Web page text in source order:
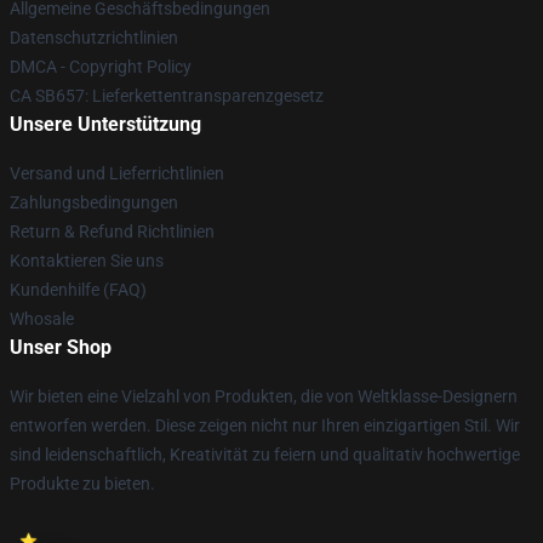
Allgemeine Geschäftsbedingungen
Datenschutzrichtlinien
DMCA - Copyright Policy
CA SB657: Lieferkettentransparenzgesetz
Unsere Unterstützung
Versand und Lieferrichtlinien
Zahlungsbedingungen
Return & Refund Richtlinien
Kontaktieren Sie uns
Kundenhilfe (FAQ)
Whosale
Unser Shop
Wir bieten eine Vielzahl von Produkten, die von Weltklasse-Designern
entworfen werden. Diese zeigen nicht nur Ihren einzigartigen Stil. Wir
sind leidenschaftlich, Kreativität zu feiern und qualitativ hochwertige
Produkte zu bieten.